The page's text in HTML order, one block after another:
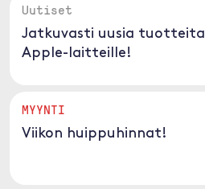
Uutiset
Jatkuvasti uusia tuotteita
Apple-laitteille!
MYYNTI
Viikon huippuhinnat!